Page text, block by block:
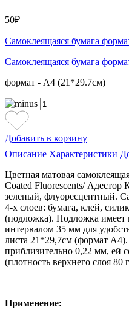
50₽
Самоклеящаяся бумага
Самоклеящаяся бумага
формат - А4 (21*29.7см)
Добавить в корзину
Описание Характеристики
Цветная матовая
Coated Fluorescents/ Адестор
зеленый, флуоресцентный.
4-х слоев: бумага, клей,
(подложка). Подложка имеет
интервалом 35 мм для
листа 21*29,7см (формат
приблизительно 0,22 мм, ей
(плотность верхнего слоя 80
Применение: